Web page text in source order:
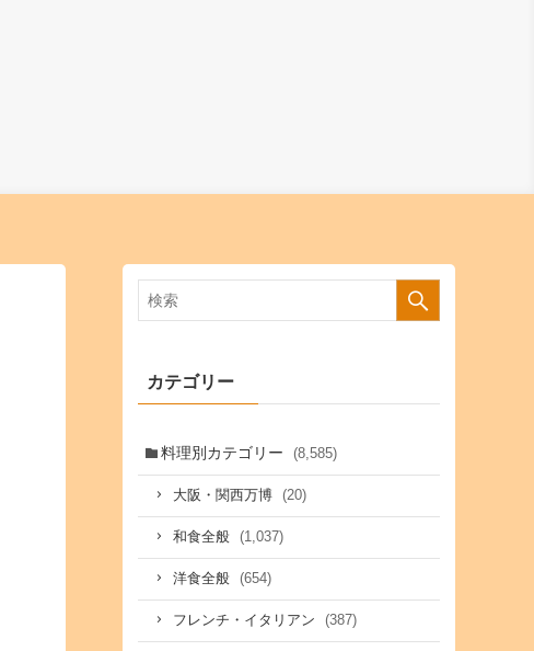
カテゴリー
料理別カテゴリー (8,585)
大阪・関西万博 (20)
和食全般 (1,037)
洋食全般 (654)
フレンチ・イタリアン (387)